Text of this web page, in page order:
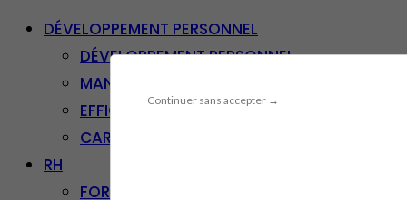
Continuer sans accepter →
DÉVELOPPEMENT PERSONNEL
DÉVELOPPEMENT PERSONNEL
MANAGEMENT
EFFICACITÉ PROFESSIONNELLE
CARRIÈRE & RECONVERSION
RH
FORMATION PROFESSIONNELLE